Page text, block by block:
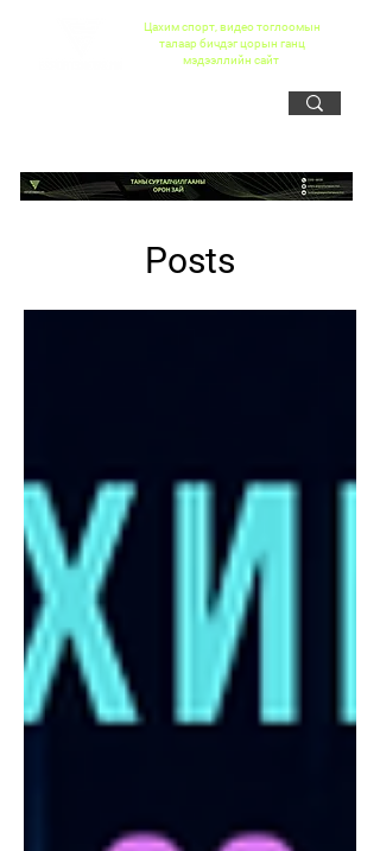
Цахим спорт, видео тоглоомын
талаар бичдэг цорын ганц
мэдээллийн сайт
Posts